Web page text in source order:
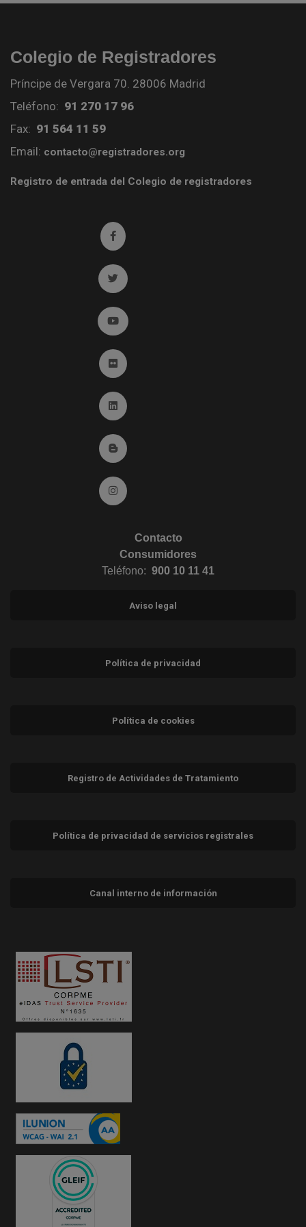
Colegio de Registradores
Príncipe de Vergara 70. 28006 Madrid
Teléfono: 91 270 17 96
Fax: 91 564 11 59
Email: contacto@registradores.org
Registro de entrada del Colegio de registradores
Ir a facebook (abre en ventana nueva)
Ir a twitter (abre en ventana nueva)
Ir a YouTube (abre en ventana nueva)
Ir a Flickr (abre en ventana nueva)
Ir a Linkedin (abre en ventana nueva)
Ir al Blog (abre en ventana nueva)
Ir a Instagram (abre en ventana nueva)
Contacto
Consumidores
Teléfono: 900 10 11 41
Aviso legal
Política de privacidad
Política de cookies
Registro de Actividades de Tratamiento
Política de privacidad de servicios registrales
Canal interno de información